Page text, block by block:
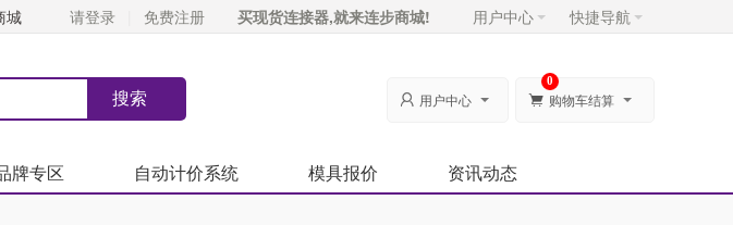
城 请登录 免费注册 买现货连接器,就来连步商城! 用户中心 快捷导航
 用户中心  购物车结算
0
牌专区 自动计价系统 模具报价 资讯动态